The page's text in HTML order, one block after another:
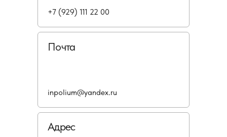
Почта
Адрес
+7 (929) 111 22 00
inpolium@yandex.ru